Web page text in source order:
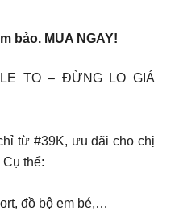
bảo. MUA NGAY!
TO – ĐỪNG LO GIÁ
từ #39K, ưu đãi cho chị
thể:
đồ bộ em bé,…